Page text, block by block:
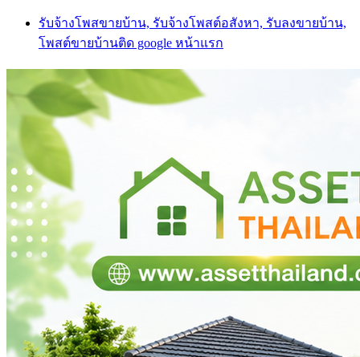
Skip
content
รับจ้างโพสขายบ้าน, รับจ้างโพสต์อสังหา, รับลงขายบ้าน,
โพสต์ขายบ้านติด google หน้าแรก